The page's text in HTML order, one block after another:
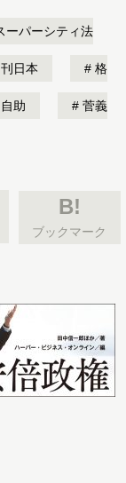
ーパーシティ法
刊日本 格
自助 菅義
B!
ブックマーク